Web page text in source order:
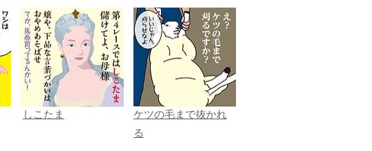
しこたま
ケツの毛まで抜かれ
る